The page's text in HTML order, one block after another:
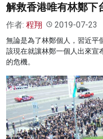
解救香港唯有林鄭下
作者: 程翔 2019-07-23
無論是為了林鄭個人，習近平
該現在就讓林鄭一個人出來宣
的危機。